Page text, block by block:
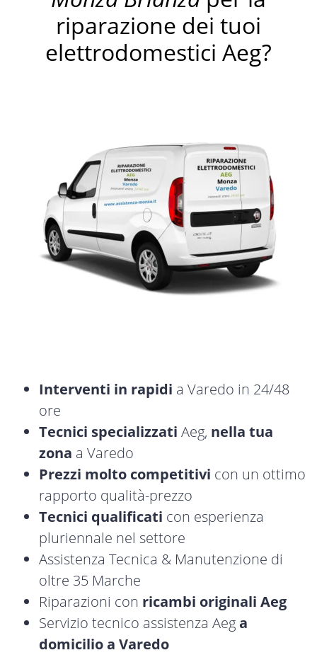
riparazione dei tuoi
elettrodomestici Aeg?
Interventi in rapidi a Varedo in 24/48
ore
Tecnici specializzati Aeg, nella tua
zona a Varedo
Prezzi molto competitivi con un ottimo
rapporto qualità-prezzo
Tecnici qualificati con esperienza
pluriennale nel settore
Assistenza Tecnica & Manutenzione di
oltre 35 Marche
Riparazioni con ricambi originali Aeg
Servizio tecnico assistenza Aega
domicilio a Varedo